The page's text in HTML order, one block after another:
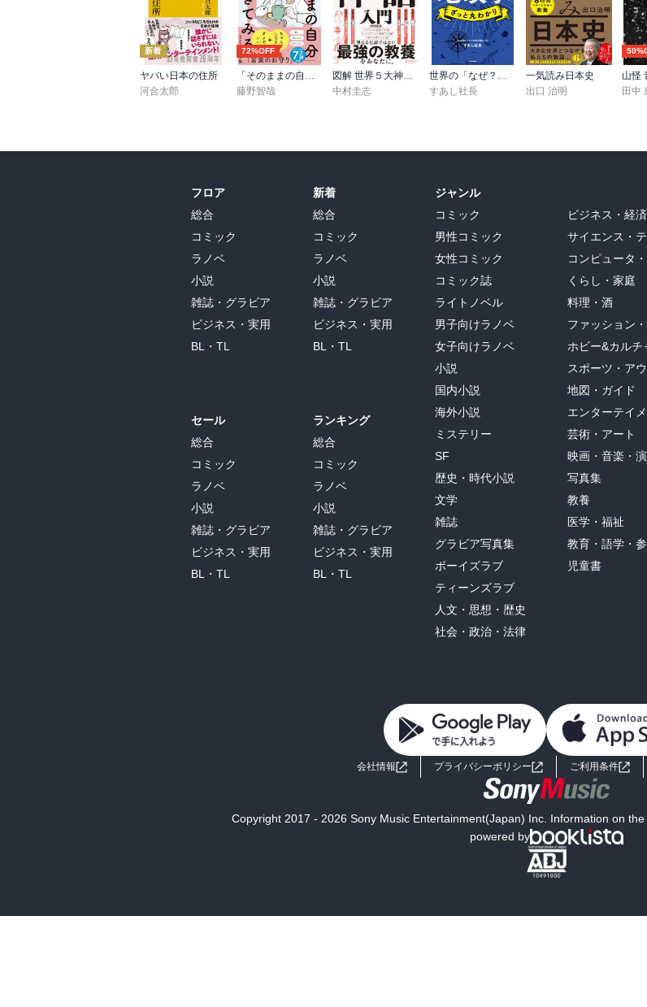
新着
ヤバい日本の住所
河合太郎
72%OFF
「そのままの自分」を生きてみる 精神科医が教える自分を責めない気持ちの整理術 (特装版)
藤野智哉
図解 世界５大神話入門
中村圭志
世界の「なぜ？」が見えてくる 大人の地政学 ざっと丸わかり
すあし社長
一気読み日本史
出口 治明
田中
フロア
総合
コミック
ラノベ
小説
雑誌・グラビア
ビジネス・実用
BL・TL
セール
総合
コミック
ラノベ
小説
雑誌・グラビア
ビジネス・実用
BL・TL
新着
総合
コミック
ラノベ
小説
雑誌・グラビア
ビジネス・実用
BL・TL
ランキング
総合
コミック
ラノベ
小説
雑誌・グラビア
ビジネス・実用
BL・TL
ジャンル
コミック
男性コミック
女性コミック
コミック誌
ライトノベル
男子向けラノベ
女子向けラノベ
小説
国内小説
海外小説
ミステリー
SF
歴史・時代小説
文学
雑誌
グラビア写真集
ボーイズラブ
ティーンズラブ
人文・思想・歴史
社会・政治・法律
ビジネス・経済
サイエンス・
コンピュータ
くらし・家庭
料理・酒
ファッション
ホビー&カルチ
スポーツ・ア
地図・ガイド
エンターテイ
芸術・アート
映画・音楽・演
写真集
教養
医学・福祉
教育・語学・
児童書
会社情報 プライバシーポリシー ご利用条件
Copyright 2017 - 2026 Sony Music Entertainment(Japan) Inc. Information on
powered by